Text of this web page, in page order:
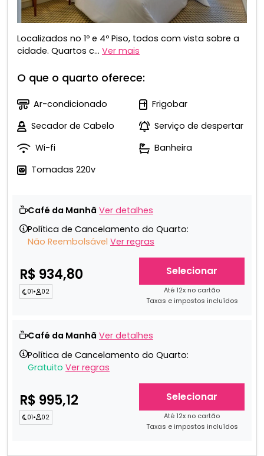
Localizados no 1º e 4º Piso, todos com vista sobre a
cidade. Quartos c... Ver mais
O que o quarto oferece:
Ar-condicionado
Frigobar
Secador de Cabelo
Serviço de despertar
Wi-fi
Banheira
Tomadas 220v
Café da Manhã Ver detalhes
Política de Cancelamento do Quarto:
Não Reembolsável Ver regras
R$ 934,80
01• 02
Selecionar
Até 12x no cartão
Taxas e impostos incluídos
Café da Manhã Ver detalhes
Política de Cancelamento do Quarto:
Gratuito Ver regras
R$ 995,12
01• 02
Selecionar
Até 12x no cartão
Taxas e impostos incluídos